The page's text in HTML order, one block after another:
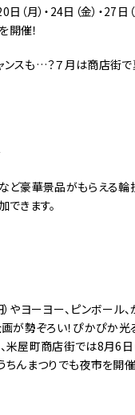
月）・24日（金）・27日（
開催！
ンスも…？７月は商店街
豪華景品がもらえる輪
できます。
やヨーヨー、ピンボール、
が勢ぞろい！ぴかぴか光
米屋町商店街では8月6日
ちんまつりでも夜市を開催